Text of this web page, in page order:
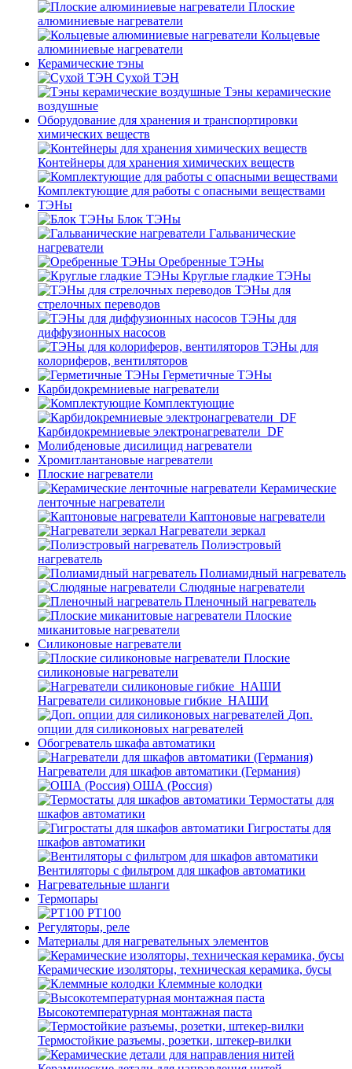
Плоские
алюминиевые нагреватели
Кольцевые
алюминиевые нагреватели
Керамические тэны
Сухой ТЭН
Тэны керамические
воздушные
Оборудование для хранения и транспортировки
химических веществ
Контейнеры для хранения химических веществ
Комплектующие для работы с опасными веществами
ТЭНы
Блок ТЭНы
Гальванические
нагреватели
Оребренные ТЭНы
Круглые гладкие ТЭНы
ТЭНы для
стрелочных переводов
ТЭНы для
диффузионных насосов
ТЭНы для
колориферов, вентиляторов
Герметичные ТЭНы
Карбидокремниевые нагреватели
Комплектующие
Карбидокремниевые электронагреватели_DF
Молибденовые дисилицид нагреватели
Хромитлантановые нагреватели
Плоские нагреватели
Керамические
ленточные нагреватели
Каптоновые нагреватели
Нагреватели зеркал
Полиэстровый
нагреватель
Полиамидный нагреватель
Слюдяные нагреватели
Пленочный нагреватель
Плоские
миканитовые нагреватели
Силиконовые нагреватели
Плоские
силиконовые нагреватели
Нагреватели силиконовые гибкие_НАШИ
Доп.
опции для силиконовых нагревателей
Обогреватель шкафа автоматики
Нагреватели для шкафов автоматики (Германия)
ОША (Россия)
Термостаты для
шкафов автоматики
Гигростаты для
шкафов автоматики
Вентиляторы с фильтром для шкафов автоматики
Нагревательные шланги
Термопары
PT100
Регуляторы, реле
Материалы для нагревательных элементов
Керамические изоляторы, техническая керамика, бусы
Клеммные колодки
Высокотемпературная монтажная паста
Термостойкие разъемы, розетки, штекер-вилки